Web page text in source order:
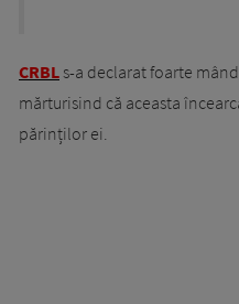
CRBLs-a declarat foarte
mărturisind că aceasta
părinților ei.